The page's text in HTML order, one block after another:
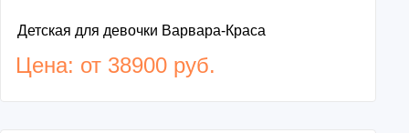
Детская для девочки Варвара-Краса
Цена: от 38900 руб.